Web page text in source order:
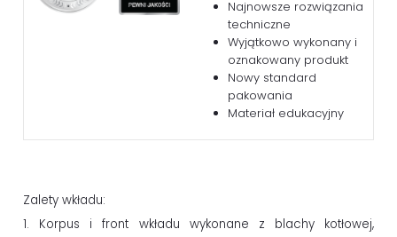
Najnowsze rozwiązania
techniczne
Wyjątkowo wykonany i
oznakowany produkt
Nowy standard
pakowania
Materiał edukacyjny
Zalety wkładu:
1. Korpus i front wkładu wykonane z blachy kotłowej,